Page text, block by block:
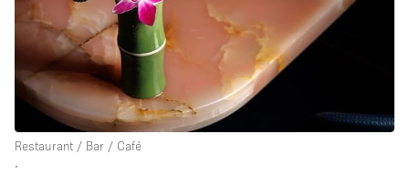
Restaurant / Bar / Café
∙